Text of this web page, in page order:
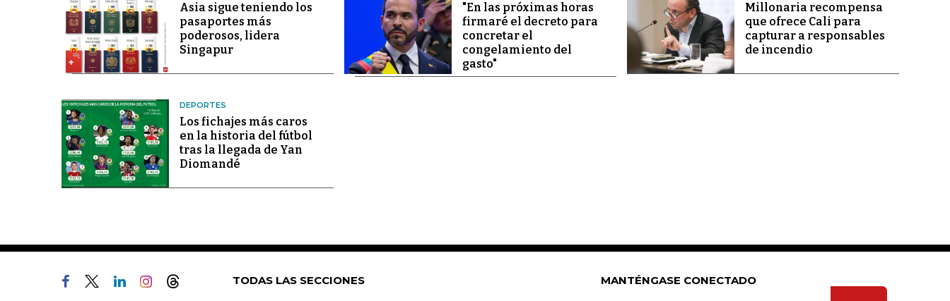
Asia sigue teniendo los
pasaportes más
poderosos, lidera
Singapur
"En las próximas horas
firmaré el decreto para
concretar el
congelamiento del
gasto"
Millonaria recompensa
que ofrece Cali para
capturar a responsables
de incendio
DEPORTES
Los fichajes más caros
en la historia del fútbol
tras la llegada de Yan
Diomandé
TODAS LAS SECCIONES MANTÉNGASE CONECTADO